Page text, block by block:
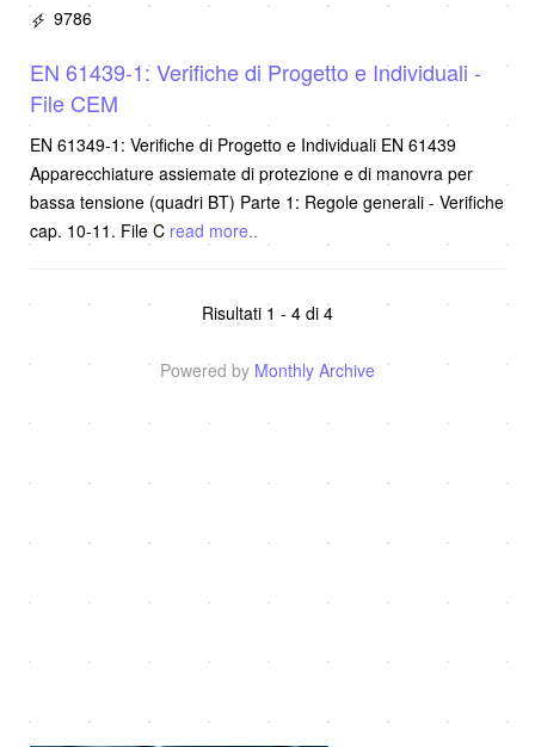
9786
EN 61439-1: Verifiche di Progetto e Individuali -
File CEM
EN 61349-1: Verifiche di Progetto e Individuali EN 61439
Apparecchiature assiemate di protezione e di manovra per
bassa tensione (quadri BT) Parte 1: Regole generali - Verifiche
cap. 10-11. File C read more..
Risultati 1 - 4 di 4
Powered by Monthly Archive